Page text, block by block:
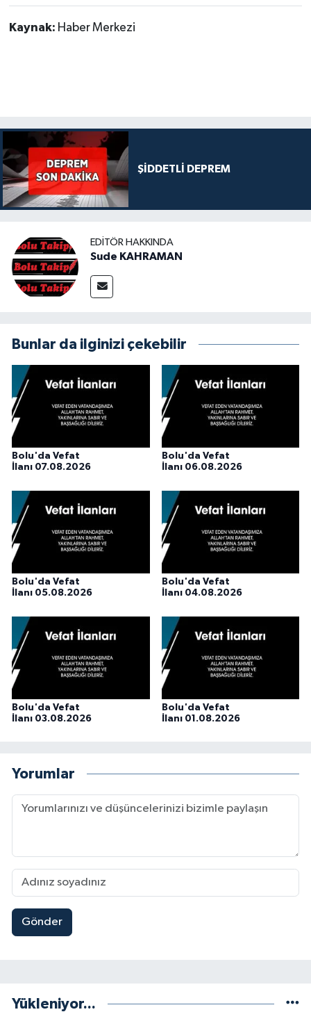
Kaynak: Haber Merkezi
ŞİDDETLİ DEPREM
EDITÖR HAKKINDA
Sude KAHRAMAN
Bunlar da ilginizi çekebilir
Bolu'da Vefat
İlanı 07.08.2026
Bolu'da Vefat
İlanı 06.08.2026
Bolu'da Vefat
İlanı 05.08.2026
Bolu'da Vefat
İlanı 04.08.2026
Bolu'da Vefat
İlanı 03.08.2026
Bolu'da Vefat
İlanı 01.08.2026
Yorumlar
Gönder
Yükleniyor...